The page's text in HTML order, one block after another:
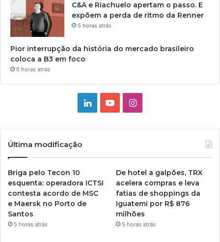
C&A e Riachuelo apertam o passo. E
expõem a perda de ritmo da Renner
5 horas atrás
Pior interrupção da história do mercado brasileiro
coloca a B3 em foco
5 horas atrás
LinkedinYouTubeInstagram
Última modificação
Briga pelo Tecon 10
esquenta: operadora ICTSI
contesta acordo de MSC
e Maersk no Porto de
Santos
5 horas atrás
De hotel a galpões, TRX
acelera compras e leva
fatias de shoppings da
Iguatemi por R$ 876
milhões
5 horas atrás